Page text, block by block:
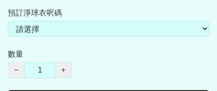
預訂淨球衣呎碼
數量
−
+